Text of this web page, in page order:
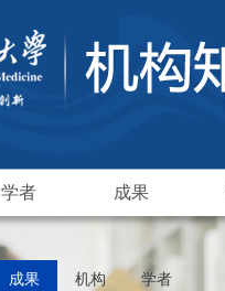
学者 成果
成果 机构 学者